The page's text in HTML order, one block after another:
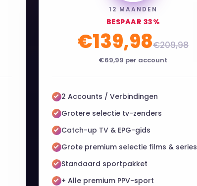
12 MAANDEN
BESPAAR 33%
€139,98€209,98
€69,99 per account
2 Accounts / Verbindingen
Grotere selectie tv-zenders
Catch-up TV & EPG-gids
Grote premium selectie films & series
Standaard sportpakket
+ Alle premium PPV-sport